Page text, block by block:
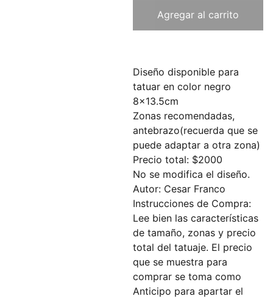
Agregar al carrito
Diseño disponible para
tatuar en color negro
8x13.5cm
Zonas recomendadas,
antebrazo(recuerda que se
puede adaptar a otra zona)
Precio total: $2000
No se modifica el diseño.
Autor: Cesar Franco
Instrucciones de Compra:
Lee bien las características
de tamaño, zonas y precio
total del tatuaje. El precio
que se muestra para
comprar se toma como
Anticipo para apartar el